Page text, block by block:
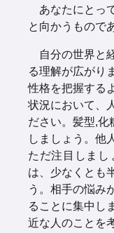
あなたにとっ
と向かうもので
自分の世界と
る理解が広がり
性格を把握する
状況において、
ださい。髪型,化
しましょう。他
ただ注目しま
は、少なくとも
う。相手の悩み
ることに集中し
近な人のことを